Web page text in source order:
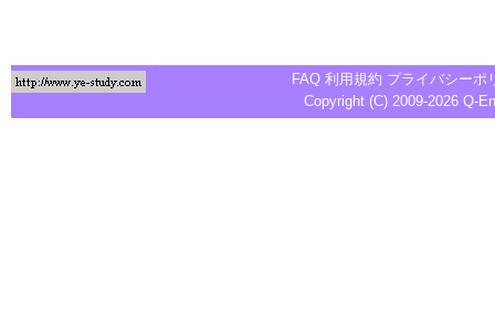
FAQ 利用規約 プライバシーポ
Copyright (C) 2009-2026 Q-